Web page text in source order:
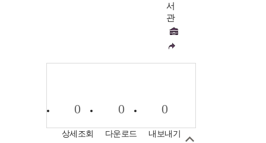
서
관
0
상세조회
0
다운로드
0
내보내기